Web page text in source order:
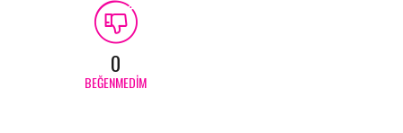
0
BEĞENMEDIM